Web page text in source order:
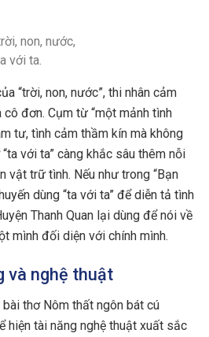
non, nước,
với ta.
“trời, non, nước”, thi nhân cảm
đơn. Cụm từ “một mảnh tình
tư, tình cảm thầm kín mà không
với ta” càng khắc sâu thêm nỗi
vật trữ tình. Nếu như trong “Bạn
dùng “ta với ta” để diễn tả tình
Thanh Quan lại dùng để nói về
mình đối diện với chính mình.
và nghệ thuật
bài thơ Nôm thất ngôn bát cú
hiện tài năng nghệ thuật xuất sắc